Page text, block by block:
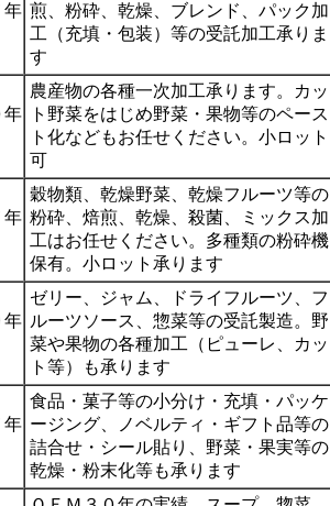
年 煎、粉砕、乾燥、ブレンド、パック加
工（充填・包装）等の受託加工承りま
す
年
農産物の各種一次加工承ります。カッ
ト野菜をはじめ野菜・果物等のペース
ト化などもお任せください。小ロット
可
年
穀物類、乾燥野菜、乾燥フルーツ等の
粉砕、焙煎、乾燥、殺菌、ミックス加
工はお任せください。多種類の粉砕機
保有。小ロット承ります
年
ゼリー、ジャム、ドライフルーツ、フ
ルーツソース、惣菜等の受託製造。野
菜や果物の各種加工（ピューレ、カッ
ト等）も承ります
年
食品・菓子等の小分け・充填・パッケ
ージング、ノベルティ・ギフト品等の
詰合せ・シール貼り、野菜・果実等の
乾燥・粉末化等も承ります